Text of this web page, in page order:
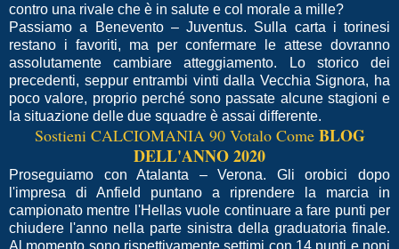
contro una rivale che è in salute e col morale a mille?
Passiamo a Benevento – Juventus. Sulla carta i torinesi
restano i favoriti, ma per confermare le attese dovranno
assolutamente cambiare atteggiamento. Lo storico dei
precedenti, seppur entrambi vinti dalla Vecchia Signora, ha
poco valore, proprio perché sono passate alcune stagioni e
la situazione delle due squadre è assai differente.
Sostieni CALCIOMANIA 90Votalo Come BLOG
DELL'ANNO 2020
Proseguiamo con Atalanta – Verona. Gli orobici dopo
l'impresa di Anfield puntano a riprendere la marcia in
campionato mentre l'Hellas vuole continuare a fare punti per
chiudere l'anno nella parte sinistra della graduatoria finale.